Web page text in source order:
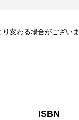
ISBN
変わる場合がござい